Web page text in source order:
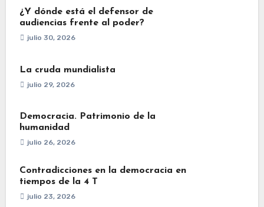
¿Y dónde está el defensor de
audiencias frente al poder?
julio 30, 2026
La cruda mundialista
julio 29, 2026
Democracia. Patrimonio de la
humanidad
julio 26, 2026
Contradicciones en la democracia en
tiempos de la 4 T
julio 23, 2026